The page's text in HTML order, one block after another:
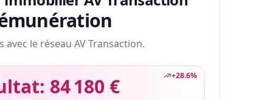
le réseau AV Transaction.
+28.6%
84 180 €